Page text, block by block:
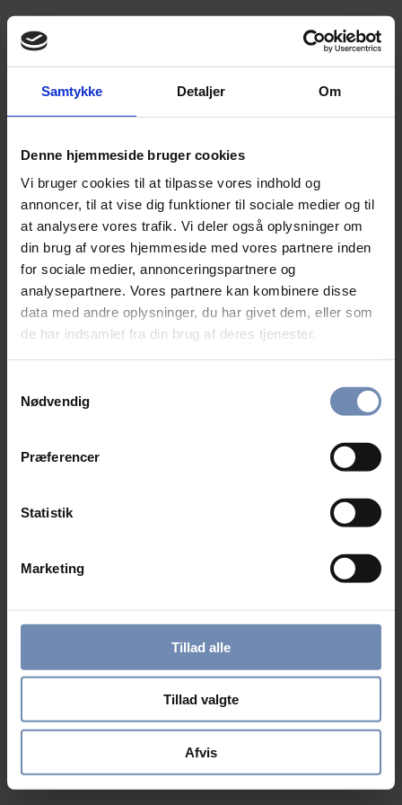
Samtykke Detaljer Om
Denne hjemmeside bruger cookies
Vi bruger cookies til at tilpasse vores indhold og
annoncer, til at vise dig funktioner til sociale medier og til
at analysere vores trafik. Vi deler også oplysninger om
din brug af vores hjemmeside med vores partnere inden
for sociale medier, annonceringspartnere og
analysepartnere. Vores partnere kan kombinere disse
data med andre oplysninger, du har givet dem, eller som
de har indsamlet fra din brug af deres tjenester.
Nødvendig
Præferencer
Statistik
Marketing
Tillad alle
Tillad valgte
Afvis